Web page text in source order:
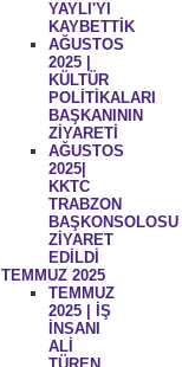
YAYLI'YI
KAYBETTİK
AĞUSTOS
2025 |
KÜLTÜR
POLİTİKALARI
BAŞKANININ
ZİYARETİ
AĞUSTOS
2025|
KKTC
TRABZON
BAŞKONSOLOSU
ZİYARET
EDİLDİ
TEMMUZ 2025
TEMMUZ
2025 | İŞ
İNSANI
ALİ